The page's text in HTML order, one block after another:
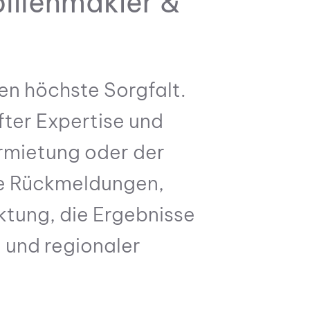
höchste Sorgfalt.
Expertise und
oder der
die Ergebnisse
regionaler